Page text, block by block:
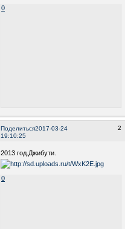
0
Поделиться 2
2017-03-24
19:10:25
2013 год.Джибути.
0